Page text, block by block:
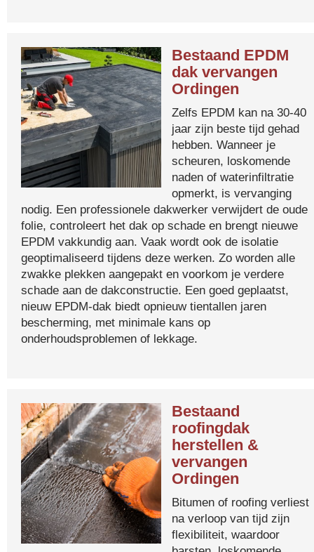
Bestaand EPDM
dak vervangen
Ordingen
Zelfs EPDM kan na 30-40
jaar zijn beste tijd gehad
hebben. Wanneer je
scheuren, loskomende
naden of waterinfiltratie
opmerkt, is vervanging
nodig. Een professionele dakwerker verwijdert de oude
folie, controleert het dak op schade en brengt nieuwe
EPDM vakkundig aan. Vaak wordt ook de isolatie
geoptimaliseerd tijdens deze werken. Zo worden alle
zwakke plekken aangepakt en voorkom je verdere
schade aan de dakconstructie. Een goed geplaatst,
nieuw EPDM-dak biedt opnieuw tientallen jaren
bescherming, met minimale kans op
onderhoudsproblemen of lekkage.
Bestaand
roofingdak
herstellen &
vervangen
Ordingen
Bitumen of roofing verliest
na verloop van tijd zijn
flexibiliteit, waardoor